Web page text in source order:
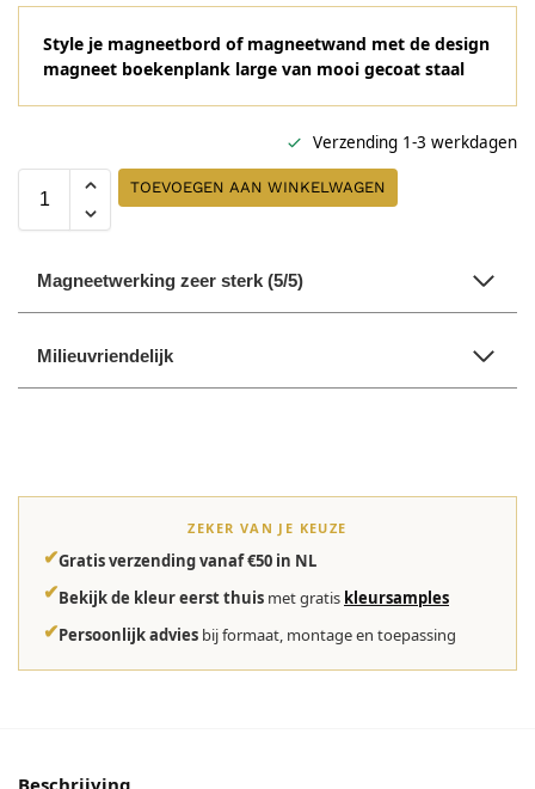
Style je magneetbord of magneetwand met de design
magneet boekenplank large van mooi gecoat staal
Verzending 1-3 werkdagen
TOEVOEGEN AAN WINKELWAGEN
Magneetwerking zeer sterk (5/5)
Milieuvriendelijk
ZEKER VAN JE KEUZE
✔Gratis verzending vanaf €50 in NL
✔Bekijk de kleur eerst thuis met gratis kleursamples
✔Persoonlijk advies bij formaat, montage en toepassing